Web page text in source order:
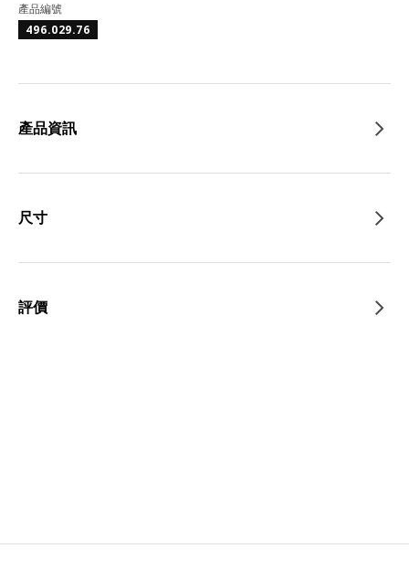
產品編號
496.029.76
產品資訊
尺寸
評價